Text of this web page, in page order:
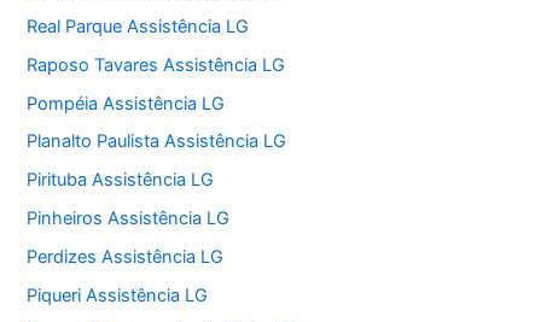
Real Parque Assistência LG
Raposo Tavares Assistência LG
Pompéia Assistência LG
Planalto Paulista Assistência LG
Pirituba Assistência LG
Pinheiros Assistência LG
Perdizes Assistência LG
Piqueri Assistência LG